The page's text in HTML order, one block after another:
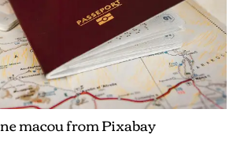
macou from Pixabay